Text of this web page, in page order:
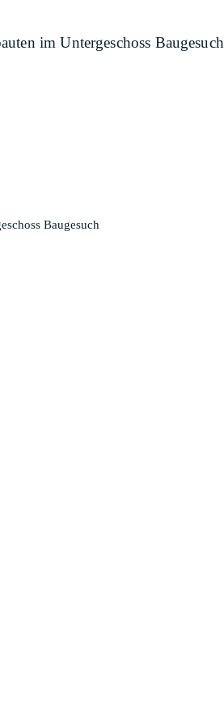
im Untergeschoss Baugesuch
Baugesuch